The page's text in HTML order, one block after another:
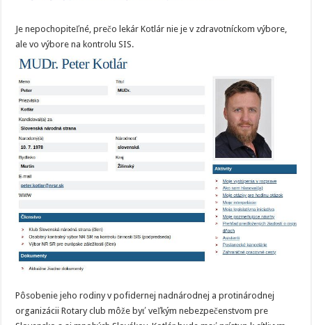
Je nepochopiteľné, prečo lekár Kotlár nie je v zdravotníckom výbore,
ale vo výbore na kontrolu SIS.
Pôsobenie jeho rodiny v pofidernej nadnárodnej a protinárodnej
organizácii Rotary club môže byť veľkým nebezpečenstvom pre